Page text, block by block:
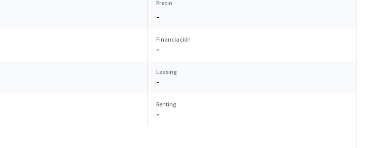
Precio
–
Financiación
–
Leasing
–
Renting
–